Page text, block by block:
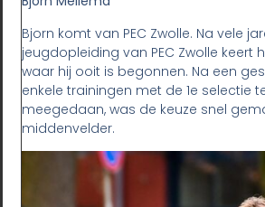
Bjorn komt van PEC Zwolle. Na vele
jeugdopleiding van PEC Zwolle keert
waar hij ooit is begonnen. Na een
enkele trainingen met de 1e selectie
meegedaan, was de keuze snel
middenvelder.